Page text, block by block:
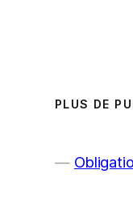
PLUS DE